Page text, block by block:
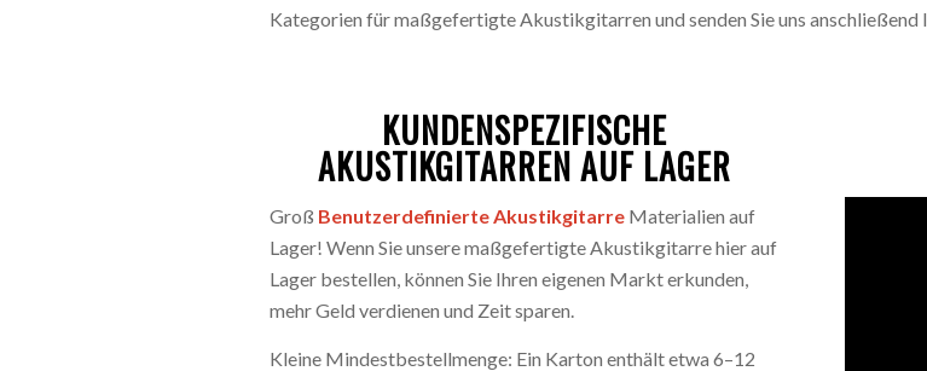
Kategorien für maßgefertigte Akustikgitarren und senden Sie uns
KUNDENSPEZIFISCHE
AKUSTIKGITARREN AUF LAGER
Groß Benutzerdefinierte AkustikgitarreMaterialien auf
Lager! Wenn Sie unsere maßgefertigte Akustikgitarre hier auf
Lager bestellen, können Sie Ihren eigenen Markt erkunden,
mehr Geld verdienen und Zeit sparen.
Kleine Mindestbestellmenge: Ein Karton enthält etwa 6–12